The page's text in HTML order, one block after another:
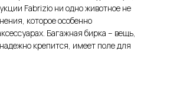
Fabrizio ни одно животное не
которое особенно
Багажная бирка – вещь,
крепится, имеет поле для